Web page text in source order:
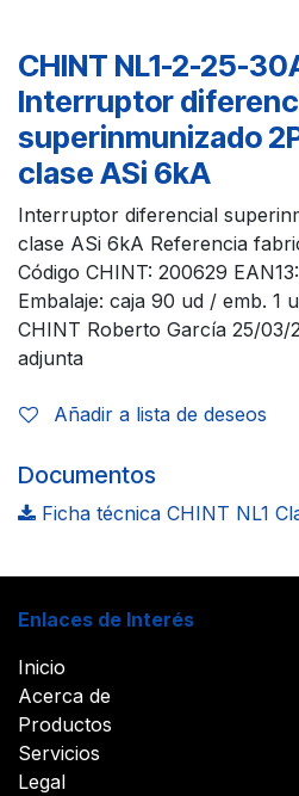
CHINT NL1-2-25-
Interruptor
superinmunizado
clase ASi 6kA
Interruptor diferencial
clase ASi 6kA Referencia
Código CHINT: 200629
Embalaje: caja 90 ud / emb. 1
CHINT Roberto García 25/03/
adjunta
Añadir a lista de deseos
Documentos
Ficha técnica CHINT NL1
Enlaces de Interés
Inicio
Acerca de
Productos
Servicios
Legal